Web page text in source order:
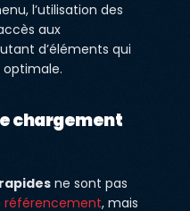
l’utilisation des
aux
d’éléments qui
chargement
ne sont pas
référencement, mais